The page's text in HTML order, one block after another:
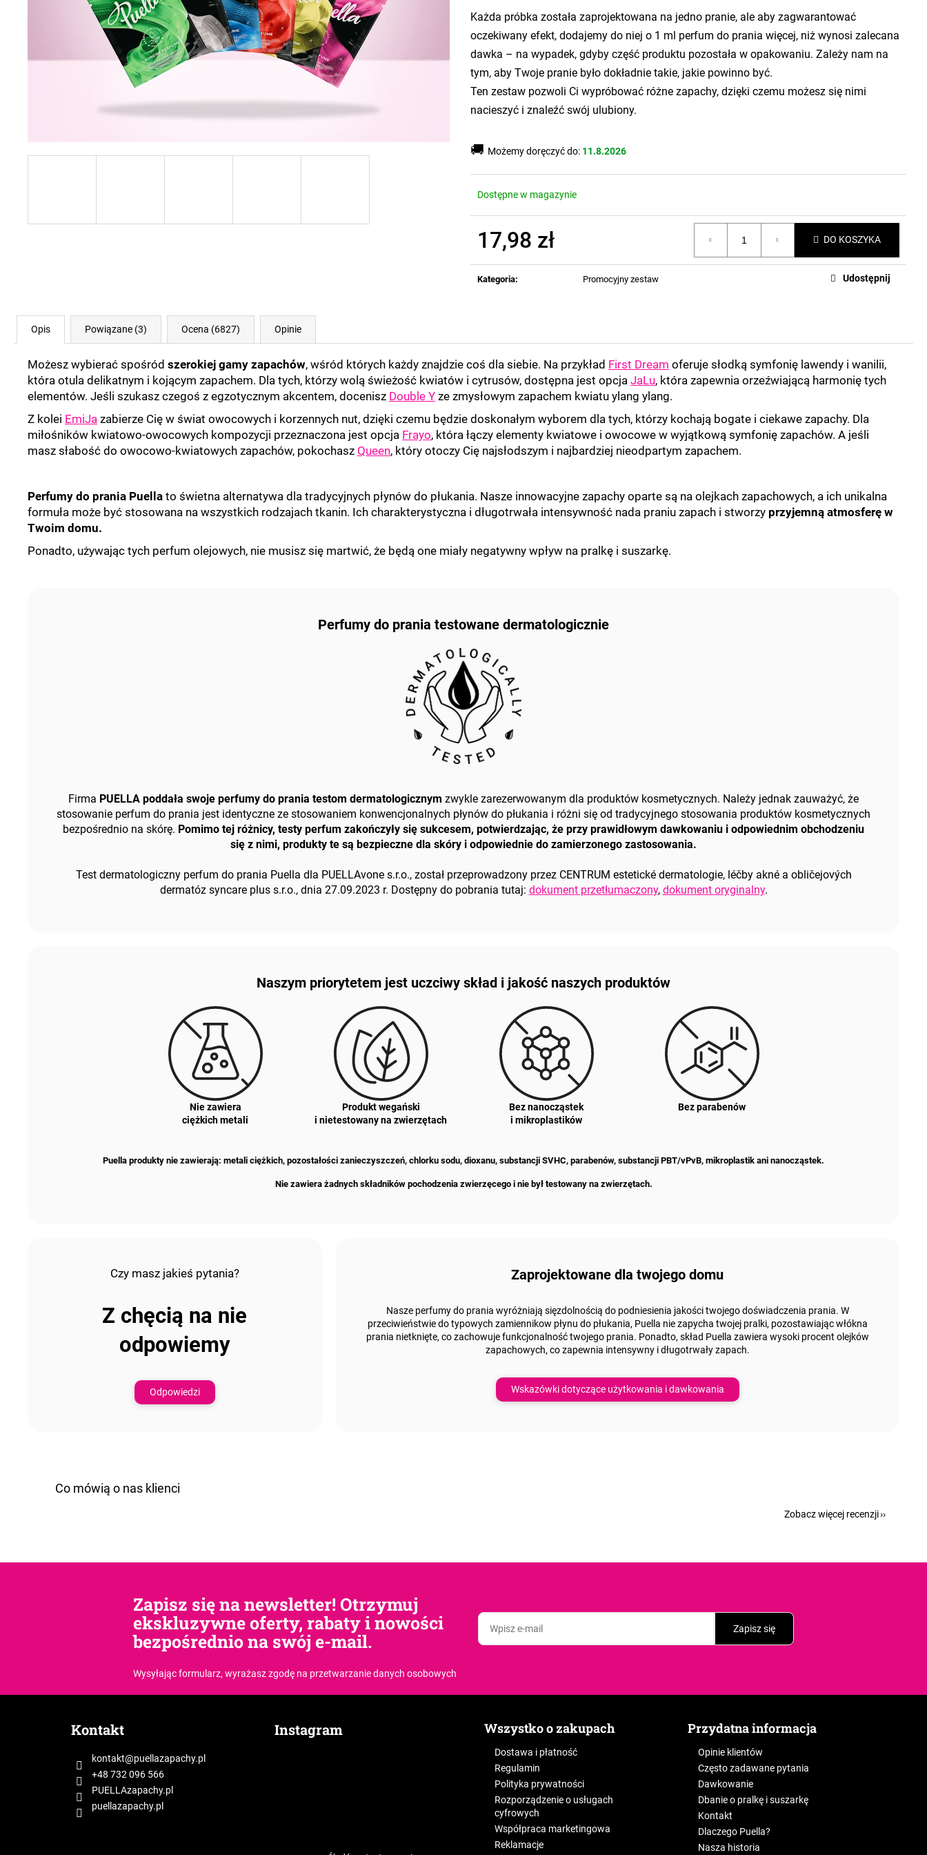
Każda próbka została zaprojektowana na jedno pranie, ale aby zagwarantować
oczekiwany efekt, dodajemy do niej o 1 ml perfum do prania więcej, niż wynosi zalecana
dawka – na wypadek, gdyby część produktu pozostała w opakowaniu. Zależy nam na
tym, aby Twoje pranie było dokładnie takie, jakie powinno być.
Ten zestaw pozwoli Ci wypróbować różne zapachy, dzięki czemu możesz się nimi
nacieszyć i znaleźć swój ulubiony.
🚚 Możemy doręczyć do: 11.8.2026
Dostępne w magazynie
17,98 zł DO KOSZYKA
Kategoria: Promocyjny zestaw Udostępnij
Opis Powiązane (3) Ocena (6827) Opinie
Możesz wybierać spośród szerokiej gamy zapachów, wśród których każdy znajdzie coś dla siebie. Na przykład First Dream oferuje słodką symfonię lawendy i wanilii,
która otula delikatnym i kojącym zapachem. Dla tych, którzy wolą świeżość kwiatów i cytrusów, dostępna jest opcja JaLu, która zapewnia orzeźwiającą harmonię tych
elementów. Jeśli szukasz czegoś z egzotycznym akcentem, docenisz Double Y ze zmysłowym zapachem kwiatu ylang ylang.
Z kolei EmiJa zabierze Cię w świat owocowych i korzennych nut, dzięki czemu będzie doskonałym wyborem dla tych, którzy kochają bogate i ciekawe zapachy. Dla
miłośników kwiatowo-owocowych kompozycji przeznaczona jest opcja Frayo, która łączy elementy kwiatowe i owocowe w wyjątkową symfonię zapachów. A jeśli
masz słabość do owocowo-kwiatowych zapachów, pokochasz Queen, który otoczy Cię najsłodszym i najbardziej nieodpartym zapachem.
Perfumy do prania Puella to świetna alternatywa dla tradycyjnych płynów do płukania. Nasze innowacyjne zapachy oparte są na olejkach zapachowych, a ich unikalna
formuła może być stosowana na wszystkich rodzajach tkanin. Ich charakterystyczna i długotrwała intensywność nada praniu zapach i stworzy przyjemną atmosferę w
Twoim domu.
Ponadto, używając tych perfum olejowych, nie musisz się martwić, że będą one miały negatywny wpływ na pralkę i suszarkę.
Perfumy do prania testowane dermatologicznie
Firma PUELLA poddała swoje perfumy do prania testom dermatologicznym zwykle zarezerwowanym dla produktów kosmetycznych. Należy jednak zauważyć, że
stosowanie perfum do prania jest identyczne ze stosowaniem konwencjonalnych płynów do płukania i różni się od tradycyjnego stosowania produktów kosmetycznych
bezpośrednio na skórę. Pomimo tej różnicy, testy perfum zakończyły się sukcesem, potwierdzając, że przy prawidłowym dawkowaniu i odpowiednim obchodzeniu
się z nimi, produkty te są bezpieczne dla skóry i odpowiednie do zamierzonego zastosowania.
Test dermatologiczny perfum do prania Puella dla PUELLAvone s.r.o., został przeprowadzony przez CENTRUM estetické dermatologie, léčby akné a obličejových
dermatóz syncare plus s.r.o., dnia 27.09.2023 r. Dostępny do pobrania tutaj: dokument przetłumaczony, dokument oryginalny.
Naszym priorytetem jest uczciwy skład i jakość naszych produktów
Nie zawiera
ciężkich metali
Produkt wegański
i nietestowany na zwierzętach
Bez nanocząstek
i mikroplastików
Bez parabenów
Puella produkty nie zawierają: metali ciężkich, pozostałości zanieczyszczeń, chlorku sodu, dioxanu, substancji SVHC, parabenów, substancji PBT/vPvB, mikroplastik ani nanocząstek.
Nie zawiera żadnych składników pochodzenia zwierzęcego i nie był testowany na zwierzętach.
Czy masz jakieś pytania?
Z chęcią na nie
odpowiemy
Odpowiedzi
Zaprojektowane dla twojego domu
Nasze perfumy do prania wyróżniają sięzdolnością do podniesienia jakości twojego doświadczenia prania. W
przeciwieństwie do typowych zamiennikow płynu do płukania, Puella nie zapycha twojej pralki, pozostawiając włókna
prania nietknięte, co zachowuje funkcjonalność twojego prania. Ponadto, skład Puella zawiera wysoki procent olejków
zapachowych, co zapewnia intensywny i długotrwały zapach.
Wskazówki dotyczące użytkowania i dawkowania
Zobacz więcej recenzji
Zapisz się na newsletter! Otrzymuj
ekskluzywne oferty, rabaty i nowości
bezpośrednio na swój e-mail.
Wysyłając formularz, wyrażasz zgodę na przetwarzanie danych osobowych
Zapisz się
Kontakt
kontakt@puellazapachy.pl
+48 732 096 566
PUELLAzapachy.pl
puellazapachy.pl
Instagram Wszystko o zakupach
Dostawa i płatność
Regulamin
Polityka prywatności
Rozporządzenie o usługach
cyfrowych
Współpraca marketingowa
Reklamacje
Przydatna informacja
Opinie klientów
Często zadawane pytania
Dawkowanie
Dbanie o pralkę i suszarkę
Kontakt
Dlaczego Puella?
Nasza historia